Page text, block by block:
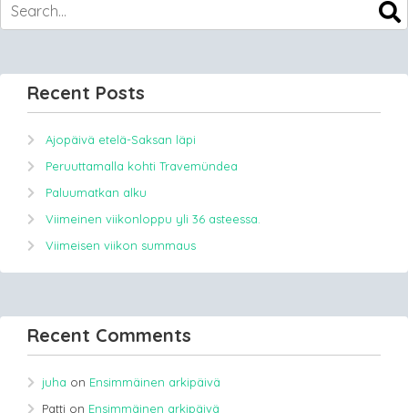
Recent Posts
Ajopäivä etelä-Saksan läpi
Peruuttamalla kohti Travemündea
Paluumatkan alku
Viimeinen viikonloppu yli 36 asteessa.
Viimeisen viikon summaus
Recent Comments
juha on Ensimmäinen arkipäivä
Patti on Ensimmäinen arkipäivä